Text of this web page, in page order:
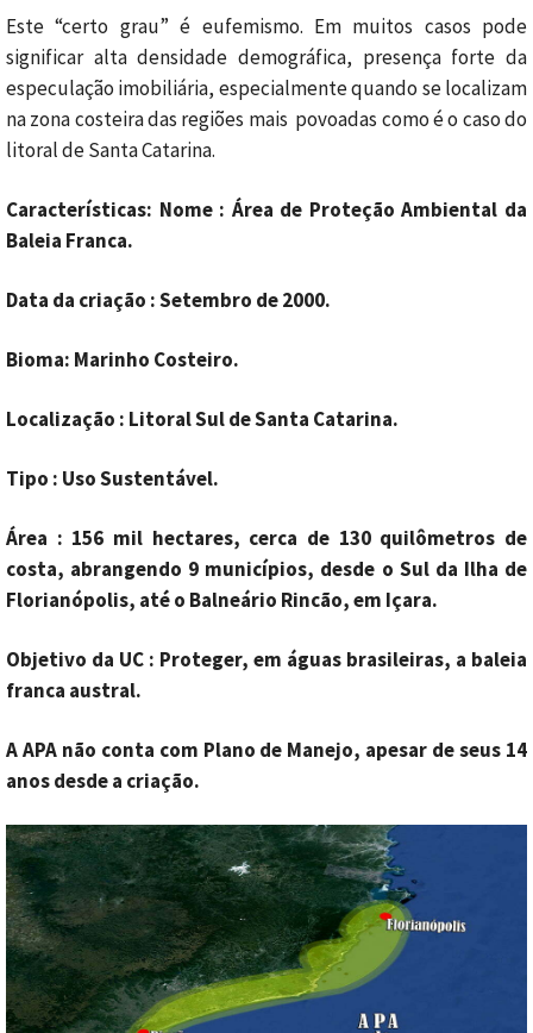
Este “certo grau” é eufemismo. Em muitos casos pode
significar alta densidade demográfica, presença forte da
especulação imobiliária, especialmente quando se localizam
na zona costeira das regiões mais povoadas como é o caso do
litoral de Santa Catarina.
Características: Nome : Área de Proteção Ambiental da
Baleia Franca.
Data da criação : Setembro de 2000.
Bioma: Marinho Costeiro.
Localização : Litoral Sul de Santa Catarina.
Tipo : Uso Sustentável.
Área : 156 mil hectares, cerca de 130 quilômetros de
costa, abrangendo 9 municípios, desde o Sul da Ilha de
Florianópolis, até o Balneário Rincão, em Içara.
Objetivo da UC : Proteger, em águas brasileiras, a baleia
franca austral.
A APA não conta com Plano de Manejo, apesar de seus 14
anos desde a criação.